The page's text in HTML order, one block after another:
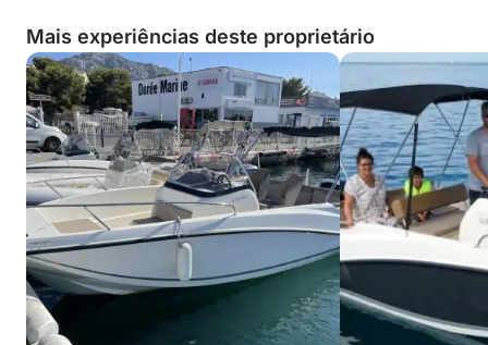
Mais experiências deste proprietário